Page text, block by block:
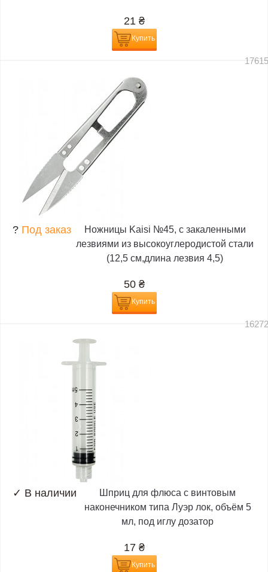
21 ₴
Купить
? Под заказ
Ножницы Kaisi №45, с закаленными
лезвиями из высокоуглеродистой стали
(12,5 см,длина лезвия 4,5)
50 ₴
Купить
✓ В наличии
Шприц для флюса с винтовым
наконечником типа Луэр лок, объём 5
мл, под иглу дозатор
17 ₴
Купить